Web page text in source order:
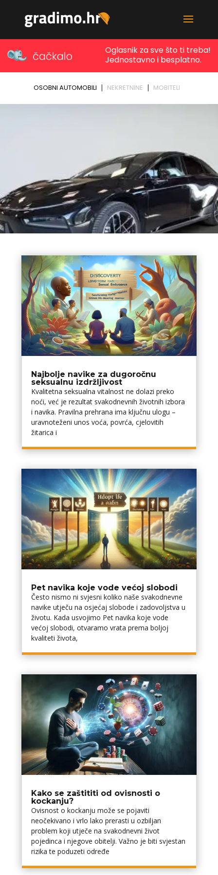
Najbolje navike za dugoročnu
seksualnu izdržljivost
Kvalitetna seksualna vitalnost ne dolazi preko
noći, već je rezultat svakodnevnih životnih izbora
i navika. Pravilna prehrana ima ključnu ulogu –
uravnoteženi unos voća, povrća, cjelovitih
žitarica i
Pet navika koje vode većoj slobodi
Često nismo ni svjesni koliko naše svakodnevne
navike utječu na osjećaj slobode i zadovoljstva u
životu. Kada usvojimo Pet navika koje vode
većoj slobodi, otvaramo vrata prema boljoj
kvaliteti života,
Kako se zaštititi od ovisnosti o
kockanju?
Ovisnost o kockanju može se pojaviti
neočekivano i vrlo lako prerasti u ozbiljan
problem koji utječe na svakodnevni život
pojedinca i njegove obitelji. Važno je biti svjestan
rizika te poduzeti određe